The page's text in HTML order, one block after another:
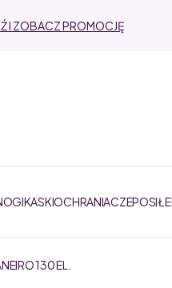
I ZOBACZ PROMOCJĘ
KASKIOCHRANIACZE
130 EL.